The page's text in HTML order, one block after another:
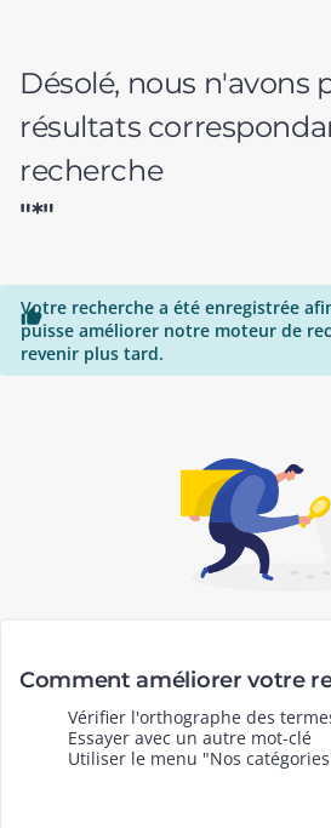
Désolé, nous n'avons
résultats
recherche
"*"

Votre recherche a été enregistrée
puisse améliorer notre moteur de
revenir plus tard.
Comment améliorer votre
Vérifier l'orthographe des
Essayer avec un autre mot-clé
Utiliser le menu "Nos